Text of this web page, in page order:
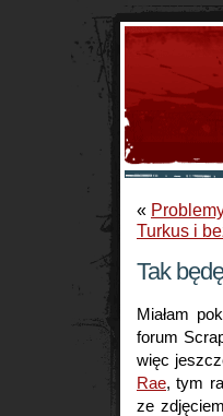
«
Turkus i
Tak
Miałam
forum
więc
Rae, tym
ze